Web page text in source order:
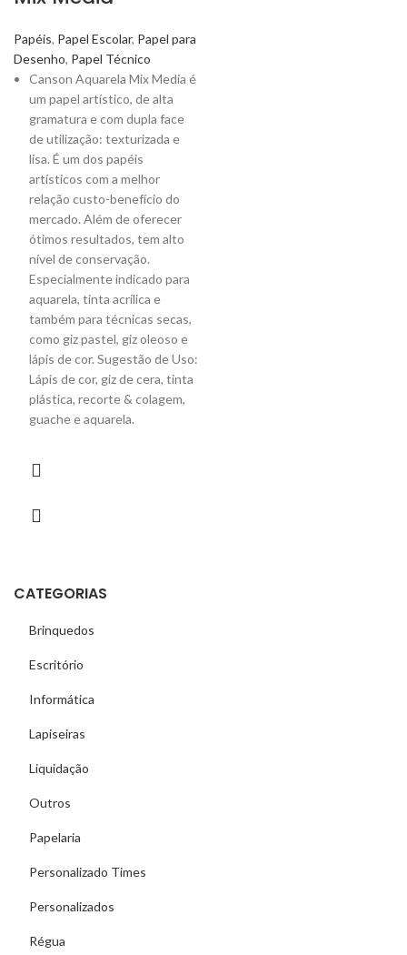
CATEGORIAS
Brinquedos
Escritório
Informática
Lapiseiras
Liquidação
Outros
Papelaria
Personalizado Times
Personalizados
Régua
Papéis, Papel Escolar, Papel para
Desenho, Papel Técnico
Canson Aquarela Mix Media é
um papel artístico, de alta
gramatura e com dupla face
de utilização: texturizada e
lisa. É um dos papéis
artísticos com a melhor
relação custo-benefício do
mercado. Além de oferecer
ótimos resultados, tem alto
nível de conservação.
Especialmente indicado para
aquarela, tinta acrílica e
também para técnicas secas,
como giz pastel, giz oleoso e
lápis de cor. Sugestão de Uso:
Lápis de cor, giz de cera, tinta
plástica, recorte & colagem,
guache e aquarela.